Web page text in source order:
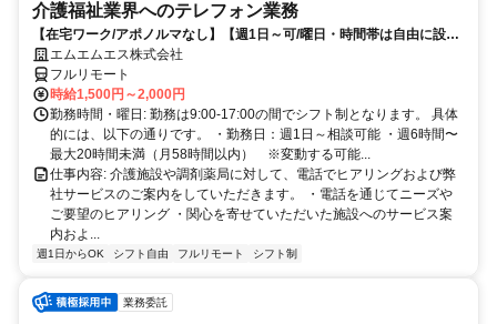
介護福祉業界へのテレフォン業務
【在宅ワーク/アポノルマなし】【週1日～可/曜日・時間帯は自由に設定
可】介護福祉業界へのテレフォン業務（主にヒアリング、商品案内）
エムエムエス株式会社
フルリモート
時給1,500円～2,000円
勤務時間・曜日: 勤務は9:00-17:00の間でシフト制となります。 具体
的には、以下の通りです。 ・勤務日：週1日～相談可能 ・週6時間〜
最大20時間未満（月58時間以内） ※変動する可能...
仕事内容: 介護施設や調剤薬局に対して、電話でヒアリングおよび弊
社サービスのご案内をしていただきます。 ・電話を通じてニーズや
ご要望のヒアリング ・関心を寄せていただいた施設へのサービス案
内およ...
週1日からOK シフト自由 フルリモート シフト制
業務委託